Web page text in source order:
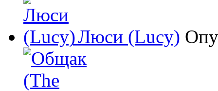
Люси (Lucy)